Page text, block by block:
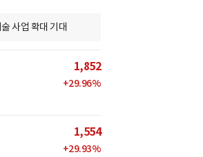
사업 확대 기대
1,852
+29.96%
1,554
+29.93%